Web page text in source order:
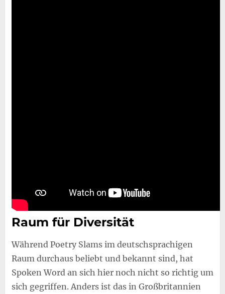
Raum für Diversität
Während Poetry Slams im deutschsprachigen
Raum durchaus beliebt und bekannt sind, hat
Spoken Word an sich hier noch nicht so richtig um
sich gegriffen. Anders ist das in Großbritannien